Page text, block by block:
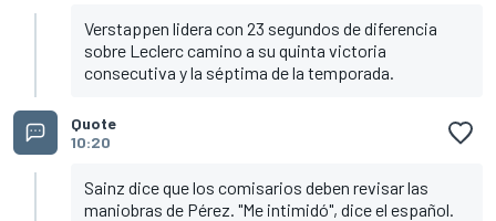
Verstappen lidera con 23 segundos de diferencia
sobre Leclerc camino a su quinta victoria
consecutiva y la séptima de la temporada.
Quote
10:20
Sainz dice que los comisarios deben revisar las
maniobras de Pérez. "Me intimidó", dice el español.